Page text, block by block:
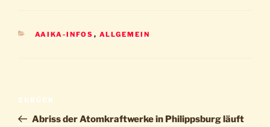
KATEGORIEN
AAIKA-INFOS , ALLGEMEIN
Beitragsnavigation
Vorheriger
Beitrag
ZURÜCK
Abriss der Atomkraftwerke in Philippsburg läuft